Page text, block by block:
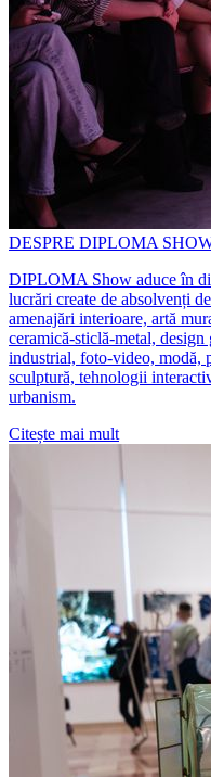
DESPRE DIPLOMA
DIPLOMA Show aduce în
lucrări create de absolvenți
amenajări interioare, artă
ceramică-sticlă-metal,
industrial, foto-video, modă,
sculptură, tehnologii
urbanism.
Citește mai mult